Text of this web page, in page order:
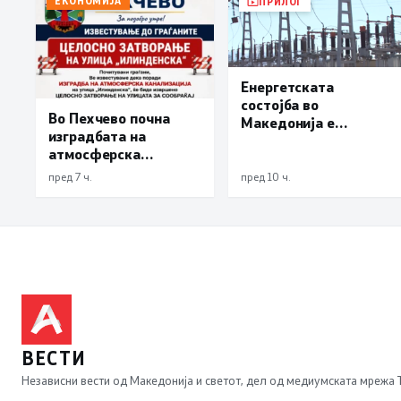
Во Пехчево почна
изградбата на
атмосферска
канализација на
улицата
пред 7 ч.
Енергетската
состојба во
Македонија е
пред 10 ч.
ВЕСТИ
Независни вести од Македонија и светот, дел од медиумската